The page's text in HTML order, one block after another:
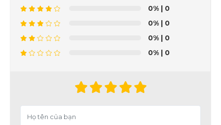
0% | 0
0% | 0
0% | 0
0% | 0